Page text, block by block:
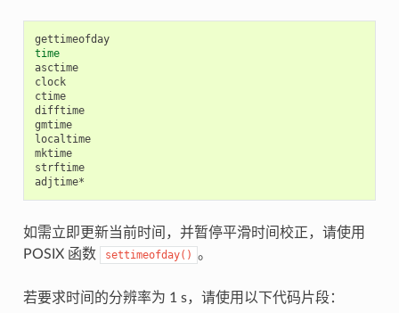
gettimeofday
time
asctime
clock
ctime
difftime
gmtime
localtime
mktime
strftime
如需立即更新当前时间，并暂停平滑时间校正，请使用
POSIX 函数
settimeofday() 。
若要求时间的分辨率为 1 s，请使用以下代码片段：